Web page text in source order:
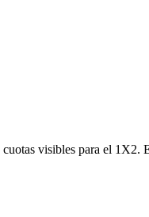
visibles para el 1X2.